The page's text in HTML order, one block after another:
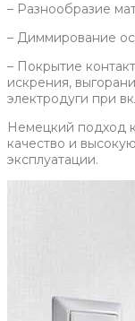
– Разнообразие
– Диммирование
– Покрытие
искрения,
электродуги при
Немецкий подход
качество и
эксплуатации.